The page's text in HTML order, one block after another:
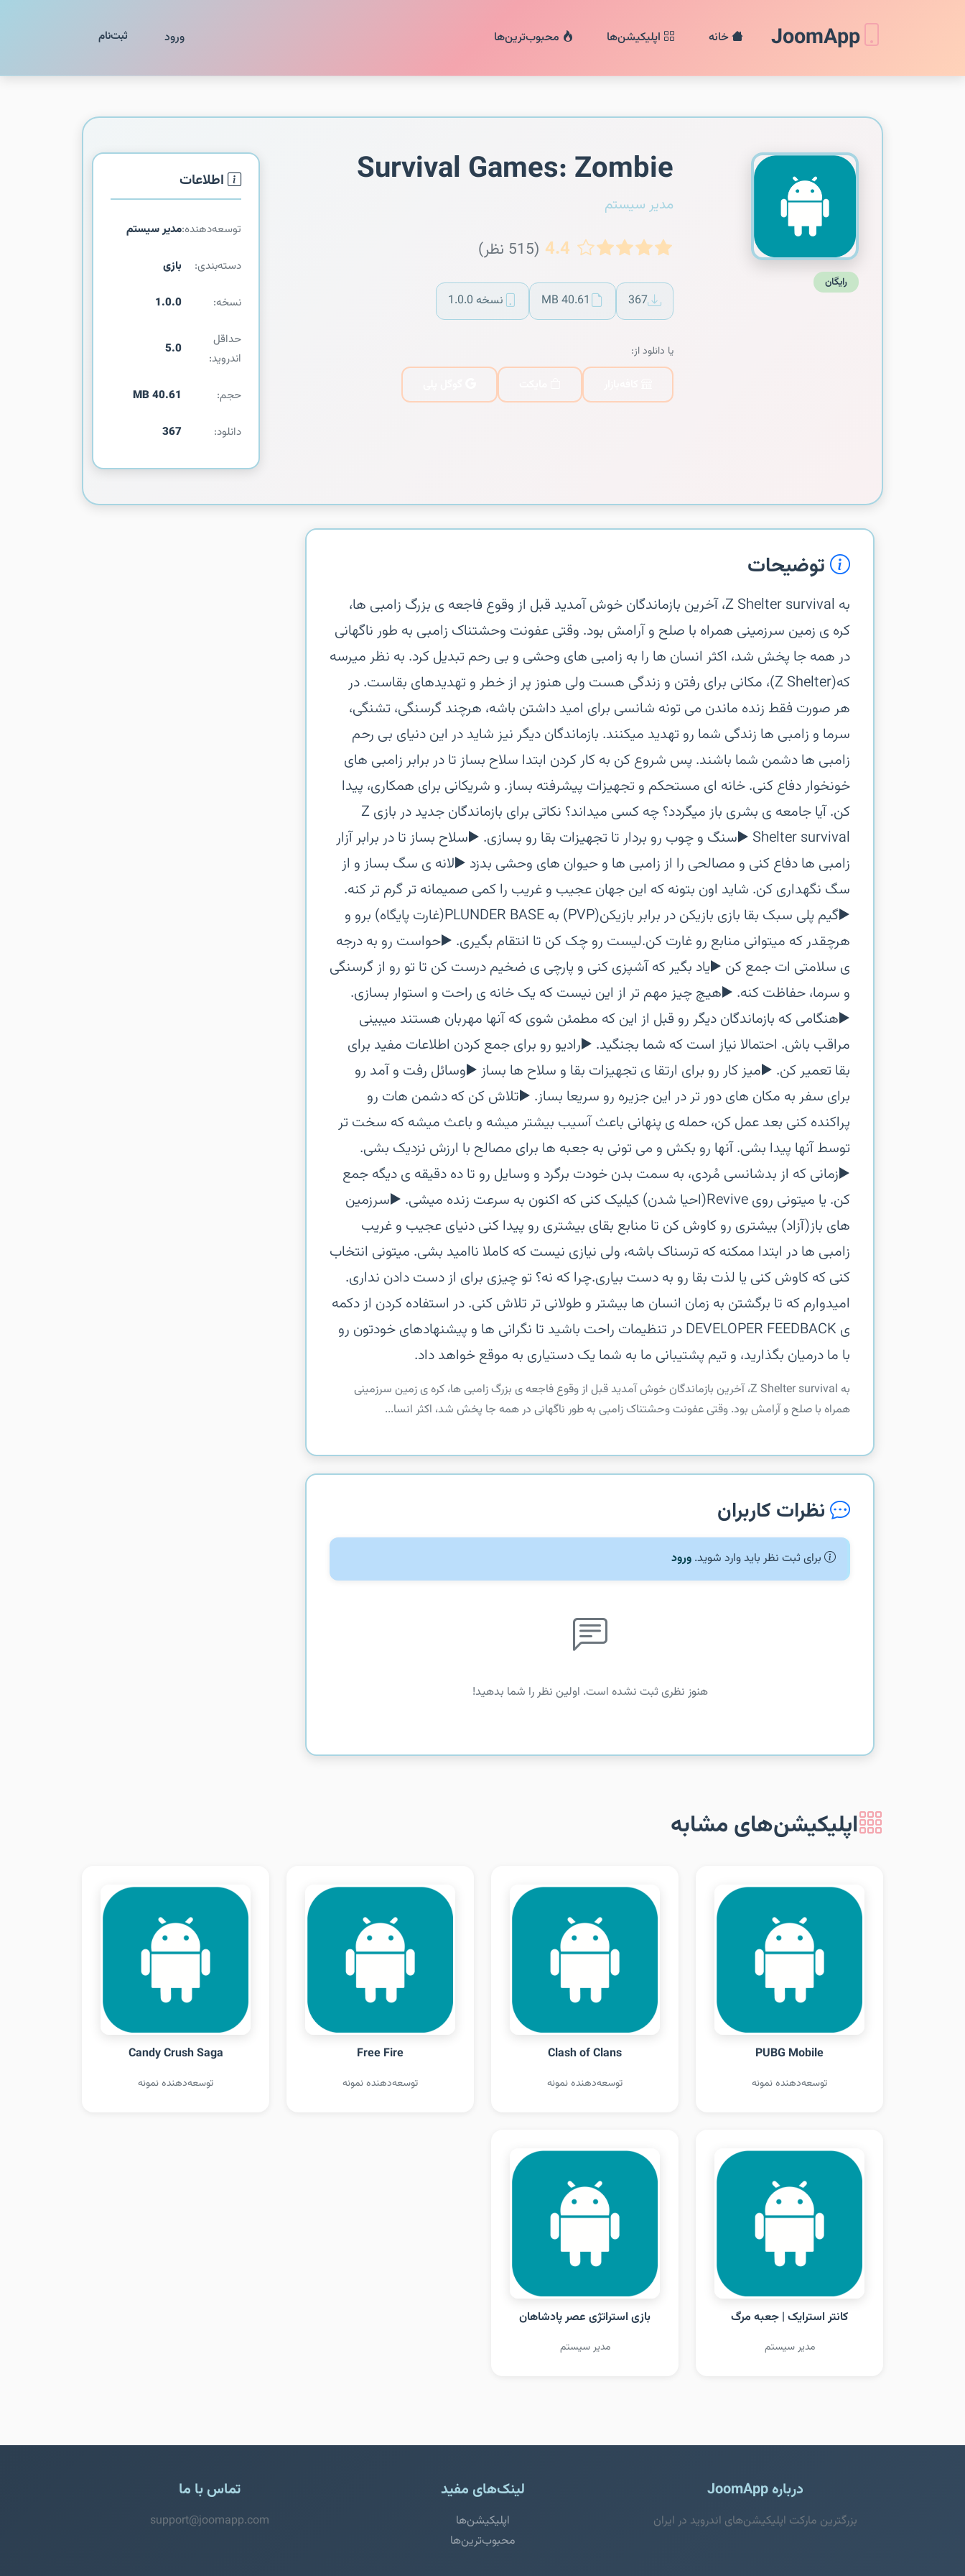
JoomApp خانه اپلیکیشن‌ها محبوب‌ترین‌ها ورود ثبت‌نام
رایگان
Survival Games: Zombie
مدیر سیستم
4.4 (515 نظر)
367
40.61 MB نسخه 1.0.0
یا دانلود از:
اطلاعات
توسعه‌دهنده:مدیر سیستم
دسته‌بندی: بازی
نسخه: 1.0.0
حداقل
اندروید:
5.0
حجم: 40.61 MB
دانلود: 367
توضیحات
‏‏به Z Shelter survival، آخرین بازماندگان خوش آمدید‏ قبل از وقوع فاجعه ی بزرگ زامبی ها،
کره ی زمین سرزمینی همراه با صلح و آرامش بود. وقتی عفونت وحشتناک زامبی به طور ناگهانی
در همه جا پخش شد، اکثر انسان ها را به زامبی های وحشی و بی رحم تبدیل کرد. به نظر میرسه
که(Z Shelter)، مکانی برای رفتن و زندگی هست ولی هنوز پر از خطر و تهدیدهای بقاست. در
هر صورت فقط زنده ماندن می تونه شانسی برای امید داشتن باشه، هرچند گرسنگی، تشنگی،
سرما و زامبی ها زندگی شما رو تهدید میکنند. بازماندگان دیگر نیز شاید در این دنیای بی رحم
زامبی ها دشمن شما باشند.‏ پس شروع کن به کار کردن ابتدا سلاح بساز تا در برابر زامبی های
خونخوار دفاع کنی. خانه ای مستحکم و تجهیزات پیشرفته بساز. و شریکانی برای همکاری، پیدا
کن. آیا جامعه ی بشری باز میگردد؟ چه کسی میداند؟‏ نکاتی برای بازماندگان جدید در بازی Z
Shelter survival‏ ▶️سنگ و چوب رو بردار تا تجهیزات بقا رو بسازی.‏ ▶️سلاح بساز تا در برابر آزار
زامبی ها دفاع کنی و مصالحی را از زامبی ها و حیوان های وحشی بدزد‏ ▶️لانه ی سگ بساز و از
سگ نگهداری کن. شاید اون بتونه که این جهان عجیب و غریب را کمی صمیمانه تر گرم تر کنه.‏
▶️گیم پلی سبک بقا بازی بازیکن در برابر بازیکن(PVP) به PLUNDER BASE(غارت پایگاه) برو و
هرچقدر که میتوانی منابع رو غارت کن.لیست رو چک کن تا انتقام بگیری.‏ ▶️حواست رو به درجه
ی سلامتی ات جمع کن‏ ▶️یاد بگیر که آشپزی کنی و پارچی ی ضخیم درست کن تا تو رو از گرسنگی
و سرما، حفاظت کنه.‏ ▶️هیچ چیز مهم تر از این نیست که یک خانه ی راحت و استوار بسازی.‏
▶️هنگامی که بازماندگان دیگر رو قبل از این که مطمئن شوی که آنها مهربان هستند میبینی
مراقب باش. احتمالا نیاز است که شما بجنگید.‏ ▶️رادیو رو برای جمع کردن اطلاعات مفید برای
بقا تعمیر کن.‏ ▶️میز کار رو برای ارتقا ی تجهیزات بقا و سلاح ها بساز‏ ▶️وسائل رفت و آمد رو
برای سفر به مکان های دور تر در این جزیره رو سریعا بساز.‏ ▶️تلاش کن که دشمن هات رو
پراکنده کنی بعد عمل کن، حمله ی پنهانی باعث آسیب بیشتر میشه و باعث میشه که سخت تر
توسط آنها پیدا بشی. آنها رو بکش و می تونی به جعبه ها برای مصالح با ارزش نزدیک بشی.‏
▶️زمانی که از بدشانسی مُردی، به سمت بدن خودت برگرد و وسایل رو تا ده دقیقه ی دیگه جمع
کن. یا میتونی روی Revive(احیا شدن) کیلیک کنی که اکنون به سرعت زنده میشی.‏ ▶️سرزمین
های باز(آزاد) بیشتری رو کاوش کن تا منابع بقای بیشتری رو پیدا کنی‏ دنیای عجیب و غریب
زامبی ها در ابتدا ممکنه که ترسناک باشه، ولی نیازی نیست که کاملا ناامید بشی. میتونی انتخاب
کنی که کاوش کنی یا لذت بقا رو به دست بیاری.چرا که نه؟ تو چیزی برای از دست دادن نداری.
امیدوارم که تا برگشتن به زمان انسان ها بیشتر و طولانی تر تلاش کنی.‏ در استفاده کردن از دکمه
ی DEVELOPER FEEDBACK در تنظیمات راحت باشید تا نگرانی ها و پیشنهادهای خودتون رو
با ما درمیان بگذارید، و تیم پشتیبانی ما به شما یک دستیاری به موقع خواهد داد.
‏‏به Z Shelter survival، آخرین بازماندگان خوش آمدید‏ قبل از وقوع فاجعه ی بزرگ زامبی ها، کره ی زمین سرزمینی
همراه با صلح و آرامش بود. وقتی عفونت وحشتناک زامبی به طور ناگهانی در همه جا پخش شد، اکثر انسا...
نظرات کاربران
برای ثبت نظر باید وارد شوید. ورود
هنوز نظری ثبت نشده است. اولین نظر را شما بدهید!
اپلیکیشن‌های مشابه
PUBG Mobile
توسعه‌دهنده نمونه
Clash of Clans
توسعه‌دهنده نمونه
Free Fire
توسعه‌دهنده نمونه
Candy Crush Saga
توسعه‌دهنده نمونه
کانتر استرایک | جعبه مرگ
مدیر سیستم
بازی استراتژی عصر پادشاهان
مدیر سیستم
درباره JoomApp
بزرگترین مارکت اپلیکیشن‌های اندروید در ایران
لینک‌های مفید
اپلیکیشن‌ها
محبوب‌ترین‌ها
تماس با ما
support@joomapp.com